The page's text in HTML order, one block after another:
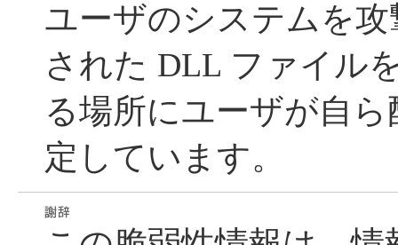
ユーザのシステムを
された DLL ファイル
る場所にユーザが自
定しています。